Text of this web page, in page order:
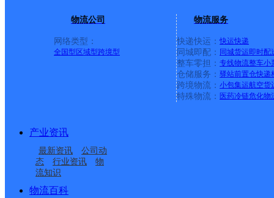
物流公司
网络类型：
全国型 区域型跨境型
物流服务
快递快运： 快运快递
同城即配： 同城货运即时配
整车零担： 专线物流整车小
仓储服务： 驿站前置仓快递
跨境物流： 小包集运航空货
特殊物流： 医药冷链危化物
产业资讯
最新资讯
公司动
态
行业资讯
物
流知识
物流百科
百世快递 更多号码地址
路交口
派送范围:东至金寨路以
园；文锦新城；明珠湖
花园；佳境风情园；一